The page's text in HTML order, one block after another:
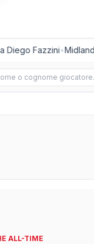
Fazzini•Midland,
giocatore
ALL-TIME